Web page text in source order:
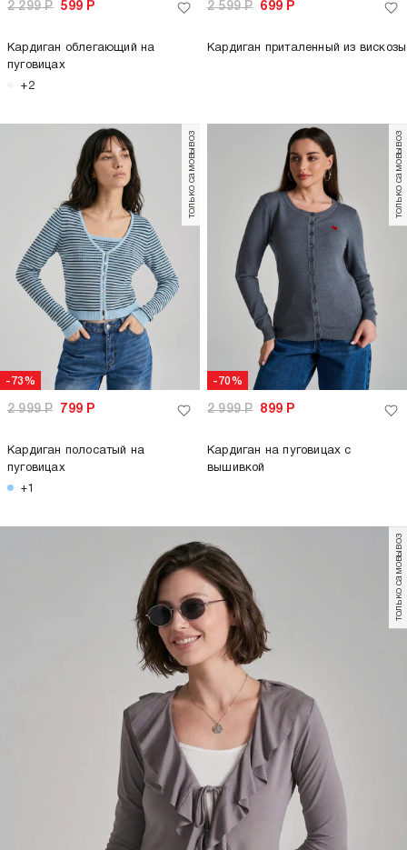
2 299Р 599 Р
Кардиган облегающий на
пуговицах
+2
2 599Р 699 Р
Кардиган приталенный из вискозы
-73%
только самовывоз
2 999Р 799 Р
Кардиган полосатый на
пуговицах
+1
-70%
только самовывоз
2 999Р 899 Р
Кардиган на пуговицах с
вышивкой
только самовывоз